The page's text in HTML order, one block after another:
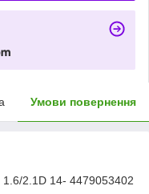
Умови повернення
2.1D 14- 4479053402